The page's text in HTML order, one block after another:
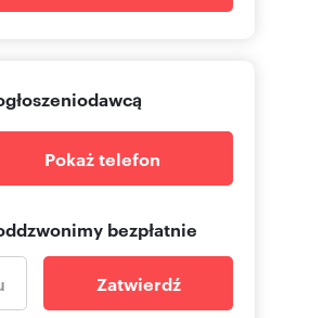
Pokaż telefon
bezpłatnie
Zatwierdź